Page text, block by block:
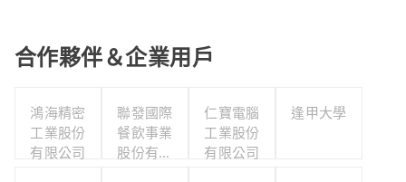
合作夥伴＆企業用戶
鴻海精密
工業股份
有限公司
聯發國際
餐飲事業
股份有限
仁寶電腦
工業股份
有限公司
逢甲大學